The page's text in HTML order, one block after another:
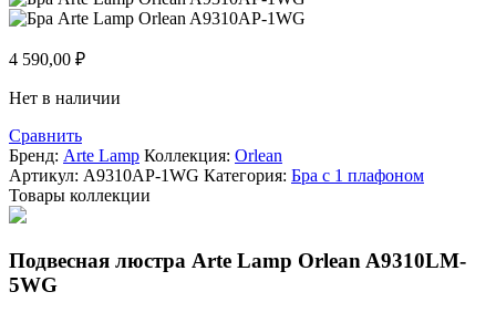
4 590,00 ₽
Нет в наличии
Сравнить
Бренд: Arte Lamp Коллекция: Orlean
Артикул: A9310AP-1WG Категория: Бра с 1 плафоном
Товары коллекции
Подвесная люстра Arte Lamp Orlean A9310LM-
5WG